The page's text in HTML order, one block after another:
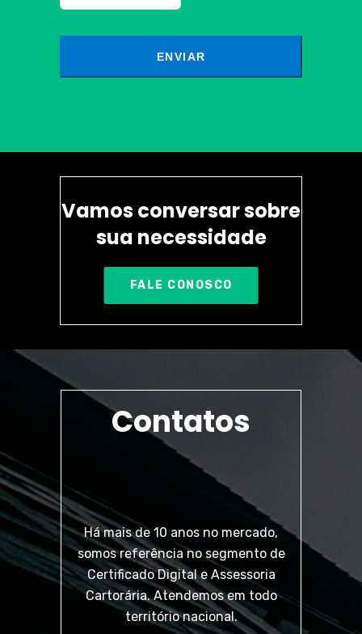
Vamos conversar sobre
sua necessidade
FALE CONOSCO
Contatos
Há mais de 10 anos no mercado,
somos referência no segmento de
Certificado Digital e Assessoria
Cartorária. Atendemos em todo
território nacional.